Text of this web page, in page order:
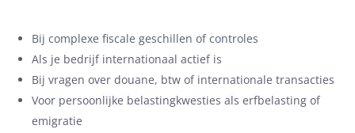
Bij complexe fiscale geschillen of controles
Als je bedrijf internationaal actief is
Bij vragen over douane, btw of internationale transacties
Voor persoonlijke belastingkwesties als erfbelasting of
emigratie